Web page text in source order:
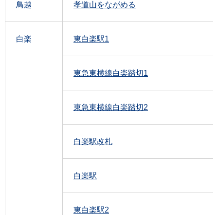
鳥越 孝道山をながめる
白楽 東白楽駅1
東急東横線白楽踏切1
東急東横線白楽踏切2
白楽駅改札
白楽駅
東白楽駅2